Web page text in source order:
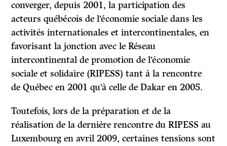
converger, depuis 2001, la participation des
acteurs québécois de l’économie sociale dans les
activités internationales et intercontinentales, en
favorisant la jonction avec le Réseau
intercontinental de promotion de l’économie
sociale et solidaire (RIPESS) tant à la rencontre
de Québec en 2001 qu’à celle de Dakar en 2005.
Toutefois, lors de la préparation et de la
réalisation de la dernière rencontre du RIPESS au
Luxembourg en avril 2009, certaines tensions sont